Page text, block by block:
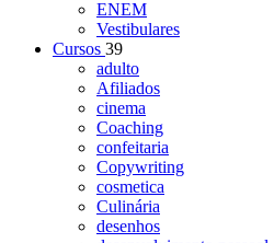
ENEM
Vestibulares
Cursos 39
adulto
Afiliados
cinema
Coaching
confeitaria
Copywriting
cosmetica
Culinária
desenhos